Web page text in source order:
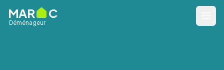
MAR C
Déménageur